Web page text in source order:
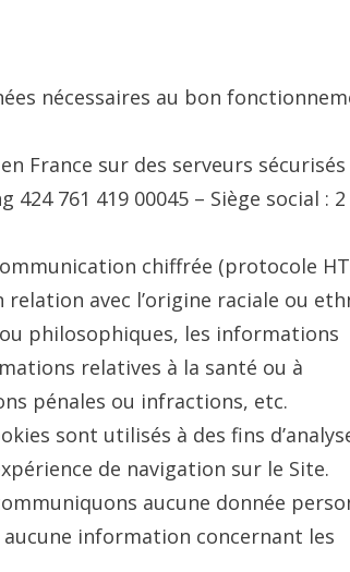
nécessaires au bon
France sur des serveurs sécurisés
424 761 419 00045 – Siège social :
chiffrée (protocole
avec l’origine raciale ou
philosophiques, les informations
relatives à la santé ou à
pénales ou infractions, etc.
sont utilisés à des fins
de navigation sur le Site.
aucune donnée
information concernant les